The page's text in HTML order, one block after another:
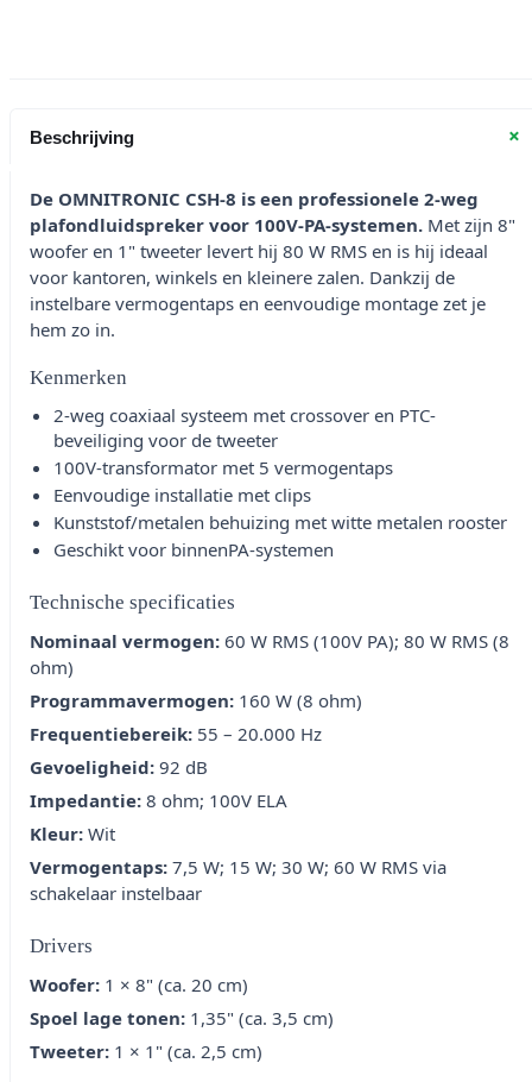
Beschrijving +
De OMNITRONIC CSH-8 is een professionele 2-weg
plafondluidspreker voor 100V-PA-systemen. Met zijn 8"
woofer en 1" tweeter levert hij 80 W RMS en is hij ideaal
voor kantoren, winkels en kleinere zalen. Dankzij de
instelbare vermogentaps en eenvoudige montage zet je
hem zo in.
Kenmerken
2-weg coaxiaal systeem met crossover en PTC-
beveiliging voor de tweeter
100V-transformator met 5 vermogentaps
Eenvoudige installatie met clips
Kunststof/metalen behuizing met witte metalen rooster
Geschikt voor binnenPA-systemen
Technische specificaties
Nominaal vermogen: 60 W RMS (100V PA); 80 W RMS (8
ohm)
Programmavermogen: 160 W (8 ohm)
Frequentiebereik: 55 – 20.000 Hz
Gevoeligheid: 92 dB
Impedantie: 8 ohm; 100V ELA
Kleur: Wit
Vermogentaps: 7,5 W; 15 W; 30 W; 60 W RMS via
schakelaar instelbaar
Drivers
Woofer: 1 × 8" (ca. 20 cm)
Spoel lage tonen: 1,35" (ca. 3,5 cm)
Tweeter: 1 × 1" (ca. 2,5 cm)